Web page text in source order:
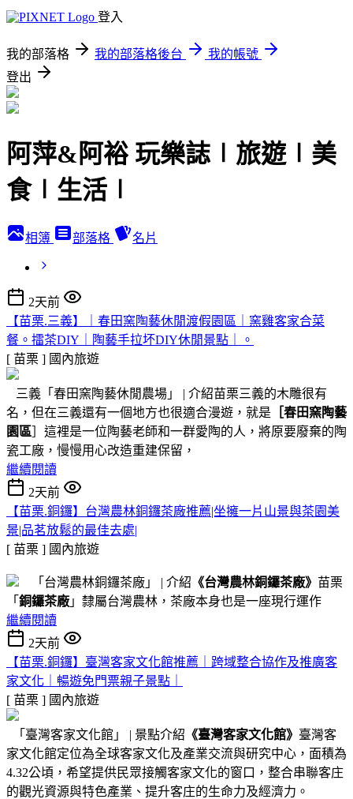
登入
我的部落格 我的部落格後台
我的帳號
登出
阿萍&阿裕 玩樂誌∣旅遊∣美
食∣生活∣
相簿 部落格 名片
2天前
【苗栗.三義】｜春田窯陶藝休閒渡假園區｜窯雞客家合菜
餐。擂茶DIY｜陶藝手拉坏DIY休閒景點｜。
[ 苗栗 ] 國內旅遊
三義「春田窯陶藝休閒農場」 | 介紹苗栗三義的木雕很有
名，但在三義還有一個地方也很適合漫遊，就是 ［春田窯陶藝
園區 ］這裡是一位陶藝老師和一群愛陶的人，將原要廢棄的陶
瓷工廠，慢慢用心改造重建保留，
繼續閱讀
2天前
【苗栗.銅鑼】台灣農林銅鑼茶廠推薦|坐擁一片山景與茶園美
景|品茗放鬆的最佳去處|
[ 苗栗 ] 國內旅遊
「台灣農林銅鑼茶廠」 | 介紹 《台灣農林銅鑼茶廠》 苗栗
「 銅鑼茶廠 」隸屬台灣農林，茶廠本身也是一座現行運作
繼續閱讀
2天前
【苗栗.銅鑼】臺灣客家文化館推薦｜跨域整合協作及推廣客
家文化｜暢遊免門票親子景點｜
[ 苗栗 ] 國內旅遊
「臺灣客家文化館」 | 景點介紹 《臺灣客家文化館》 臺灣客
家文化館定位為全球客家文化及產業交流與研究中心，面積為
4.32公頃，希望提供民眾接觸客家文化的窗口，整合串聯客庄
的觀光資源與特色產業、提升客庄的生命力及經濟力。